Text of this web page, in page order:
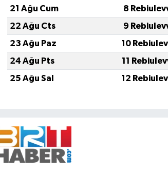
21 Ağu Cum
8
22 Ağu Cts
9
23 Ağu Paz
10
24 Ağu Pts
11
25 Ağu Sal
12